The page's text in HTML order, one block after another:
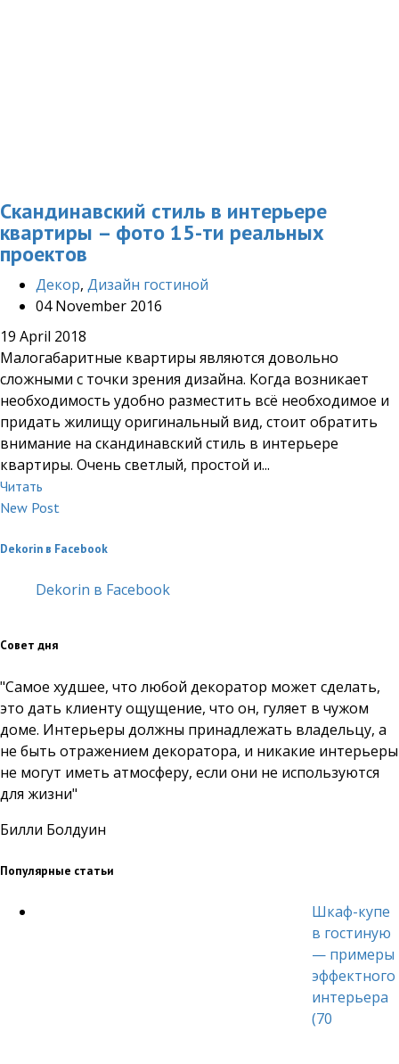
Скандинавский стиль в интерьере
квартиры – фото 15-ти реальных
проектов
Декор, Дизайн гостиной
04 November 2016
19 April 2018
Малогабаритные квартиры являются довольно
сложными с точки зрения дизайна. Когда возникает
необходимость удобно разместить всё необходимое и
придать жилищу оригинальный вид, стоит обратить
внимание на скандинавский стиль в интерьере
квартиры. Очень светлый, простой и...
Читать
New Post
Dekorin в Facebook
Dekorin в Facebook
Совет дня
"Самое худшее, что любой декоратор может сделать,
это дать клиенту ощущение, что он, гуляет в чужом
доме. Интерьеры должны принадлежать владельцу, а
не быть отражением декоратора, и никакие интерьеры
не могут иметь атмосферу, если они не используются
для жизни"
Билли Болдуин
Популярные статьи
Шкаф-купе
в гостиную
— примеры
эффектного
интерьера
(70